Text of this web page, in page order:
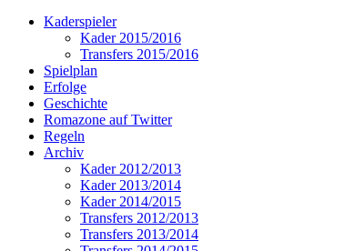
Kaderspieler
Kader 2015/2016
Transfers 2015/2016
Spielplan
Erfolge
Geschichte
Romazone auf Twitter
Regeln
Archiv
Kader 2012/2013
Kader 2013/2014
Kader 2014/2015
Transfers 2012/2013
Transfers 2013/2014